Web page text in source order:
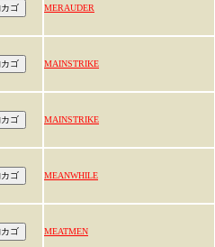
MERAUDER
MAINSTRIKE
MAINSTRIKE
MEANWHILE
MEATMEN